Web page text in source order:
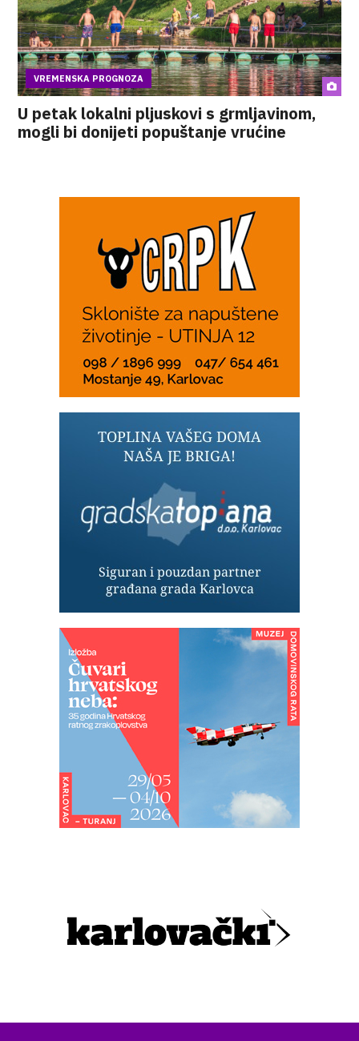
VREMENSKA PROGNOZA
U petak lokalni pljuskovi s grmljavinom,
mogli bi donijeti popuštanje vrućine